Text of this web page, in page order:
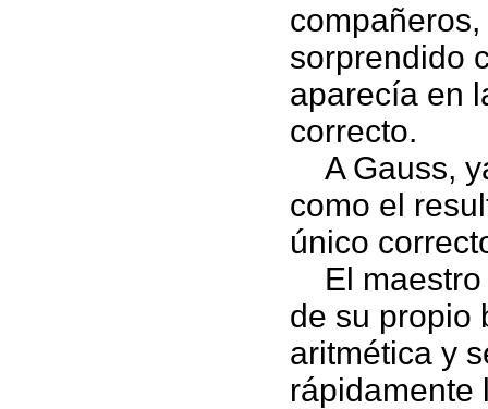
sorprendido
aparecía en
correcto.
A Gauss,
como el
único
El maestro
de su propio
aritmética y
rápidamente